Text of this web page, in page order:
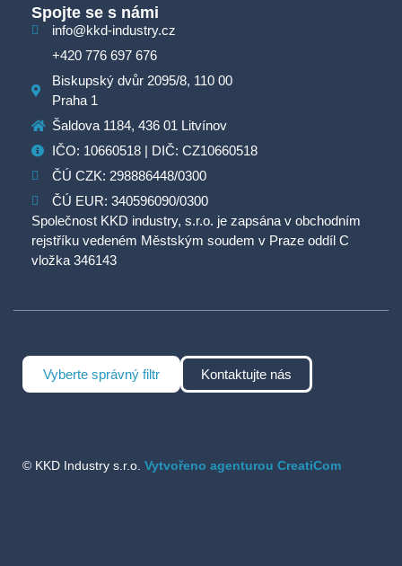
Spojte se s námi
info@kkd-industry.cz
+420 776 697 676
Biskupský dvůr 2095/8, 110 00
Praha 1
Šaldova 1184, 436 01 Litvínov
IČO: 10660518 | DIČ: CZ10660518
ČÚ CZK: 298886448/0300
ČÚ EUR: 340596090/0300
Společnost KKD industry, s.r.o. je zapsána v obchodním
rejstříku vedeném Městským soudem v Praze oddíl C
vložka 346143
Vyberte správný filtr Kontaktujte nás
© KKD Industry s.r.o. Vytvořeno agenturou CreatiCom